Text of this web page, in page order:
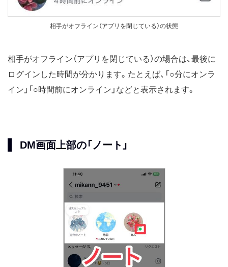
相手がオフライン（アプリを閉じている）の状態
相手がオフライン（アプリを閉じている）の場合は、最後に
ログインした時間が分かります。たとえば、「○分にオンラ
イン」「○時間前にオンライン」などと表示されます。
DM画面上部の「ノート」